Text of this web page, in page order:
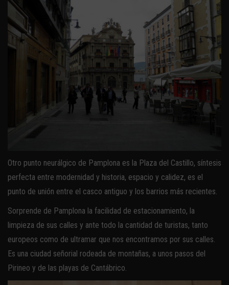
Otro punto neurálgico de Pamplona es la Plaza del Castillo, síntesis
perfecta entre modernidad y historia, espacio y calidez, es el
punto de unión entre el casco antiguo y los barrios más recientes.
Sorprende de Pamplona la facilidad de estacionamiento, la
limpieza de sus calles y ante todo la cantidad de turistas, tanto
europeos como de ultramar que nos encontramos por sus calles.
Es una ciudad señorial rodeada de montañas, a unos pasos del
Pirineo y de las playas de Cantábrico.